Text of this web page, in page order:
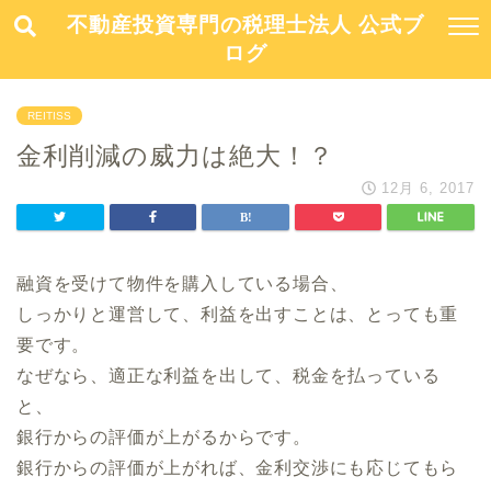
不動産投資専門の税理士法人 公式ブ
ログ
REITISS
金利削減の威力は絶大！？
12月 6, 2017
融資を受けて物件を購入している場合、
しっかりと運営して、利益を出すことは、とっても重
要です。
なぜなら、適正な利益を出して、税金を払っている
と、
銀行からの評価が上がるからです。
銀行からの評価が上がれば、金利交渉にも応じてもら